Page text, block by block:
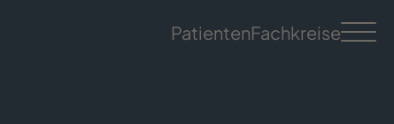
PatientenFachkreise